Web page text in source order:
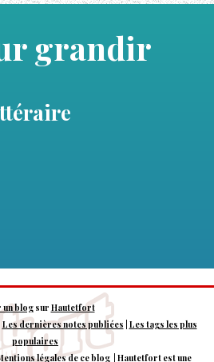
grandir
un blogsur Hautetfort
Les dernières notes publiées Les tags les plus
populaires
légales de ce blog Hautetfort est une